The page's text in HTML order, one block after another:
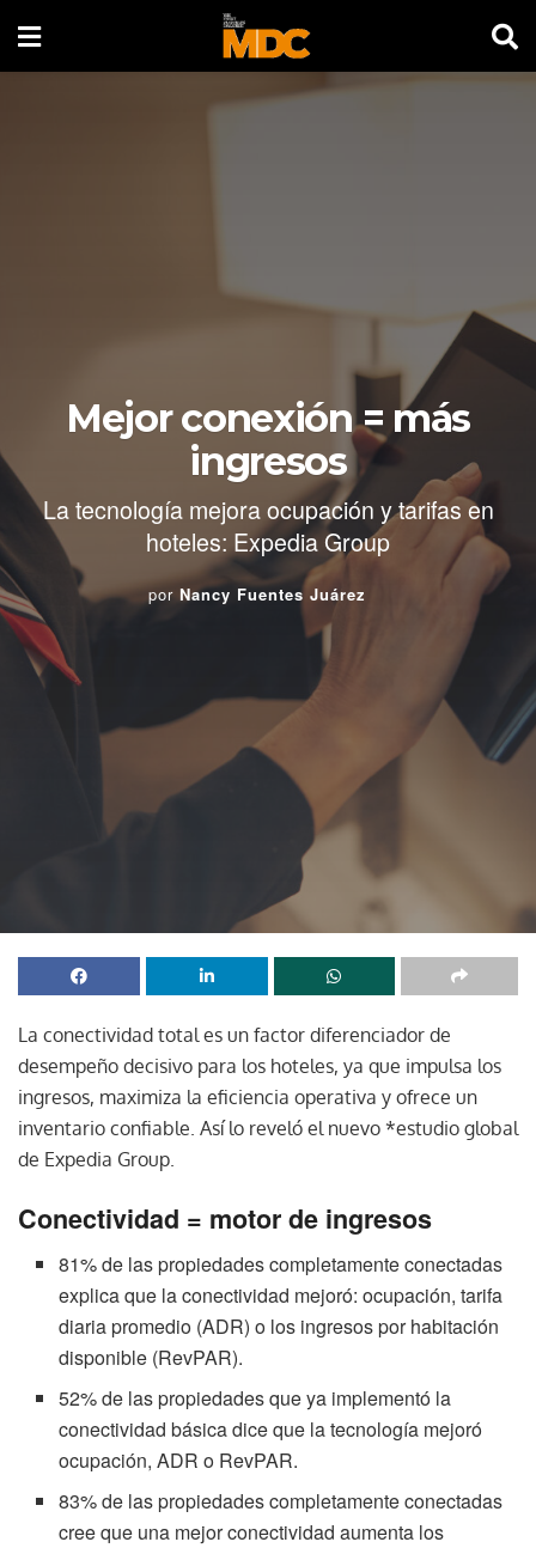
Mejor conexión = más
ingresos
La tecnología mejora ocupación y tarifas en
hoteles: Expedia Group
por Nancy Fuentes Juárez
La conectividad total es un factor diferenciador de
desempeño decisivo para los hoteles, ya que impulsa los
ingresos, maximiza la eficiencia operativa y ofrece un
inventario confiable. Así lo reveló el nuevo *estudio global
de Expedia Group.
Conectividad = motor de ingresos
81% de las propiedades completamente conectadas
explica que la conectividad mejoró: ocupación, tarifa
diaria promedio (ADR) o los ingresos por habitación
disponible (RevPAR).
52% de las propiedades que ya implementó la
conectividad básica dice que la tecnología mejoró
ocupación, ADR o RevPAR.
83% de las propiedades completamente conectadas
cree que una mejor conectividad aumenta los